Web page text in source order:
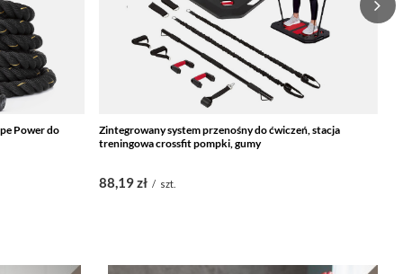
Power do
Zintegrowany system przenośny do ćwiczeń, stacja
treningowa crossfit pompki, gumy
88,19 zł / szt.